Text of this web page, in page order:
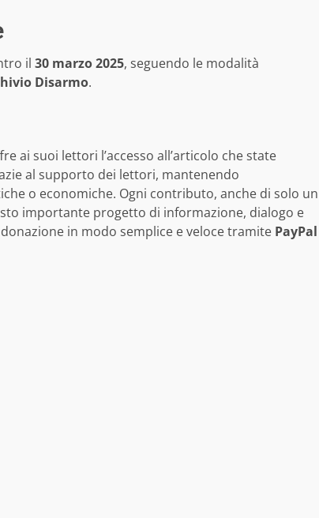
il 30 marzo 2025, seguendo le modalità
Disarmo.
ai suoi lettori l’accesso all’articolo che state
al supporto dei lettori, mantenendo
o economiche. Ogni contributo, anche di solo un
importante progetto di informazione, dialogo e
in modo semplice e veloce tramite PayPal